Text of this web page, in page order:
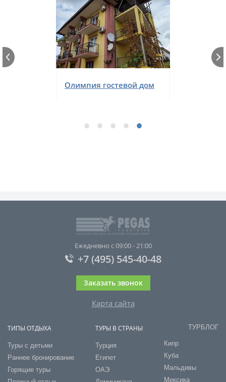
Олимпия гостевой дом
Ежедневно с 09:00 - 21:00
+7 (495) 545-40-48
Заказать звонок
Карта сайта
ТИПЫ ОТДЫХА
Туры с детьми
Раннее бронирование
Горящие туры
ТУРЫ В СТРАНЫ
Турция
Египет
ОАЭ
ТУРБЛОГ
Кипр
Куба
Мальдивы
Мексика